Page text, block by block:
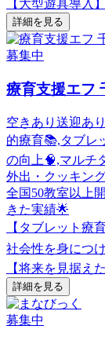
【大型遊具導入
詳細を見る
募集中
療育支援エフ
空きあり 送迎あり
的療育📚,タブレ
の向上🧠,マルチ
外出・クッキン
全国50教室以上
きた実績🌟
【タブレット療
社会性を身につ
【将来を見据え
詳細を見る
募集中